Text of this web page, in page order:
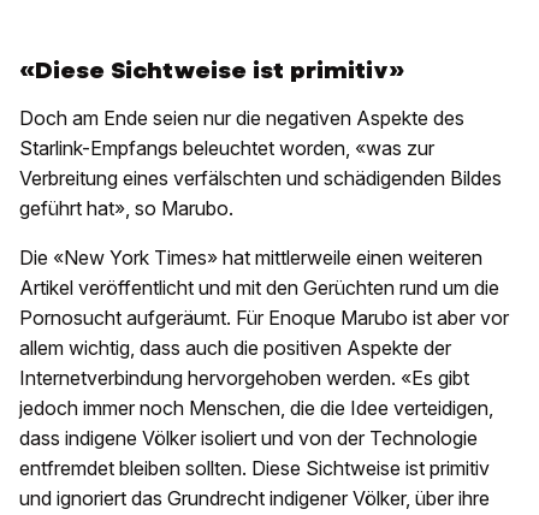
«Diese Sichtweise ist primitiv»
Doch am Ende seien nur die negativen Aspekte des
Starlink-Empfangs beleuchtet worden, «was zur
Verbreitung eines verfälschten und schädigenden Bildes
geführt hat», so Marubo.
Die «New York Times» hat mittlerweile einen weiteren
Artikel veröffentlicht und mit den Gerüchten rund um die
Pornosucht aufgeräumt. Für Enoque Marubo ist aber vor
allem wichtig, dass auch die positiven Aspekte der
Internetverbindung hervorgehoben werden. «Es gibt
jedoch immer noch Menschen, die die Idee verteidigen,
dass indigene Völker isoliert und von der Technologie
entfremdet bleiben sollten. Diese Sichtweise ist primitiv
und ignoriert das Grundrecht indigener Völker, über ihre